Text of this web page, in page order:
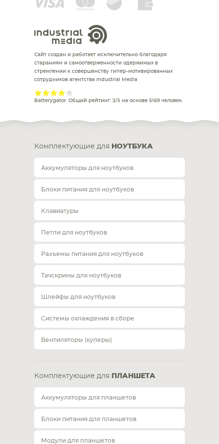
Сайт создан и работает исключительно благодаря
стараниям и самоотверженности одержимых в
стремлении к совершенству гипер-мотивированных
сотрудников агентства Industrial Media
Batterygator. Общий рейтинг: 3/5 на основе 5169 человек.
Комплектующие для НОУТБУКА
Аккумуляторы для ноутбуков
Блоки питания для ноутбуков
Клавиатуры
Петли для ноутбуков
Разъемы питания для ноутбуков
Тачскрины для ноутбуков
Шлейфы для ноутбуков
Системы охлаждения в сборе
Вентиляторы (кулеры)
Комплектующие для ПЛАНШЕТА
Аккумуляторы для планшетов
Блоки питания для планшетов
Модули для планшетов